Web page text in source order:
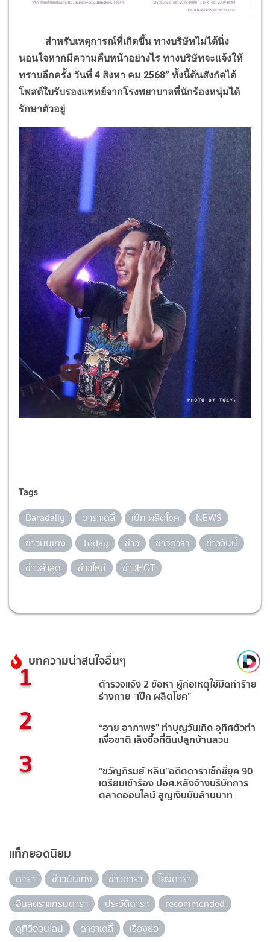
สำหรับเหตุการณ์ที่เกิดขึ้น ทางบริษัทไม่ได้นิ่ง
นอนใจหากมีความคืบหน้าอย่างไร ทางบริษัทจะแจ้งให้
ทราบอีกครั้ง วันที่ 4 สิงหา คม 2568” ทั้งนี้ต้นสังกัดได้
โพสต์ใบรับรองแพทย์จากโรงพยาบาลที่นักร้องหนุ่มได้
รักษาตัวอยู่
Tags
Daradaily ดาราเดลี่ เป๊ก ผลิตโชค
NEWS
ข่าวบันเทิง
Today ข่าว ข่าวดารา
ข่าววันนี้
ข่าวล่าสุด
ข่าวใหม่ ข่าวHOT
บทความน่าสนใจอื่นๆ
1 ตำรวจแจ้ง 2 ข้อหา ผู้ก่อเหตุใช้มีดทำร้าย
ร่างกาย “เป๊ก ผลิตโชค”
2 “ฮาย อาภาพร” ทำบุญวันเกิด อุทิศตัวทำ
เพื่อชาติ เล็งซื้อที่ดินปลูกบ้านสวน
3 “ขวัญภิรมย์ หลิน”อดีตดาราเซ็กซี่ยุค 90
เตรียมเข้าร้อง ปอศ.หลังจ้างบริษัทการ
ตลาดออนไลน์ สูญเงินนับล้านบาท
แท็กยอดนิยม
ดารา ข่าวบันเทิง ข่าวดารา
ไอจีดารา
อินสตราแกรมดารา
ประวัติดารา
recommended
ดูทีวีออนไลน์
ดาราเดลี่ เรื่องย่อ